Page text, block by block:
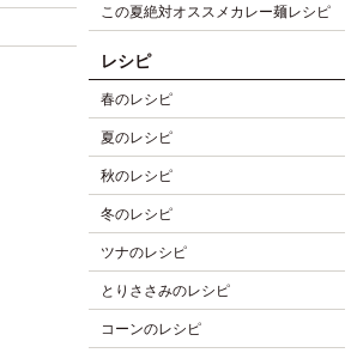
この夏絶対オススメカレー麺レシピ
レシピ
春のレシピ
夏のレシピ
秋のレシピ
冬のレシピ
ツナのレシピ
とりささみのレシピ
コーンのレシピ